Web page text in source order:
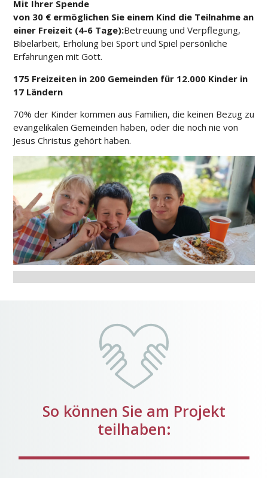
Mit Ihrer Spende
von 30 € ermöglichen Sie einem Kind die Teilnahme an
einer Freizeit (4-6 Tage):Betreuung und Verpflegung,
Bibelarbeit, Erholung bei Sport und Spiel persönliche
Erfahrungen mit Gott.
175 Freizeiten in 200 Gemeinden für 12.000 Kinder in
17 Ländern
70% der Kinder kommen aus Familien, die keinen Bezug zu
evangelikalen Gemeinden haben, oder die noch nie von
Jesus Christus gehört haben.
So können Sie am Projekt
teilhaben: